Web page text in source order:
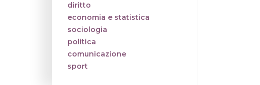
diritto
economia e statistica
sociologia
politica
comunicazione
sport